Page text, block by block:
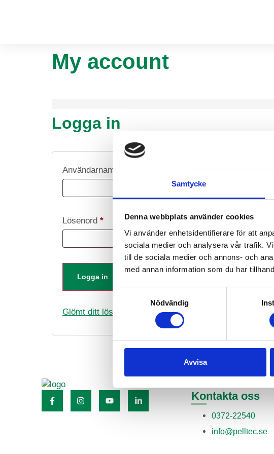
Samtycke
Denna webbplats använder cookies
Vi använder enhetsidentifierare för att
sociala medier och analysera vår trafik.
till de sociala medier och annons- och
med annan information som du har
Samtyckesval
Nödvändig
Avvisa
My account
Logga in
Användarnamn eller e-postadress*
Lösenord *
Kom ihåg mig
Logga in
Glömt ditt lösenord?
Kontakta oss
0372-22540
info@pelltec.se